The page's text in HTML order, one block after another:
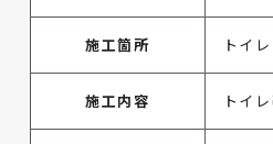
施工箇所 トイレ
施工内容 トイ